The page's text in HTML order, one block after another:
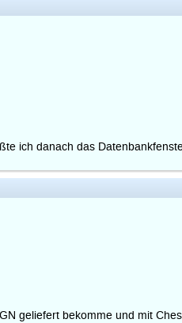
ich danach das
geliefert bekomme und mit